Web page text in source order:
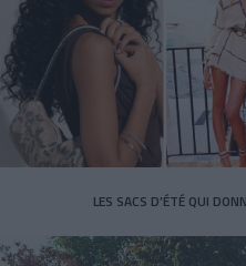
LES SACS D’ÉTÉ QUI